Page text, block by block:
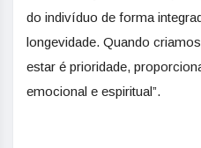
do indivíduo de forma
longevidade. Quando
estar é prioridade,
emocional e espiritual”.